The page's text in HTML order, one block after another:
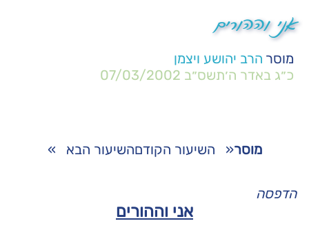
אני וההורים
מוסר הרב יהושע ויצמן
כ״ג באדר ה׳תשס״ב 07/03/2002
מוסר« השיעור הקודםהשיעור הבא »
הדפסה
אני וההורים